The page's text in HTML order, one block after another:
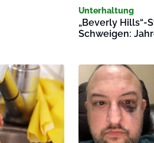
Unterhaltung
„Beverly Hills“-
Schweigen: